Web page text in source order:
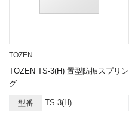
TOZEN
TOZEN TS-3(H) 置型防振スプリン
グ
型番 TS-3(H)